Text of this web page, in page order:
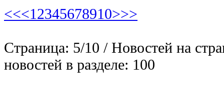
<<<12345678910>>>
Страница: 5/10 / Новостей на
новостей в разделе: 100